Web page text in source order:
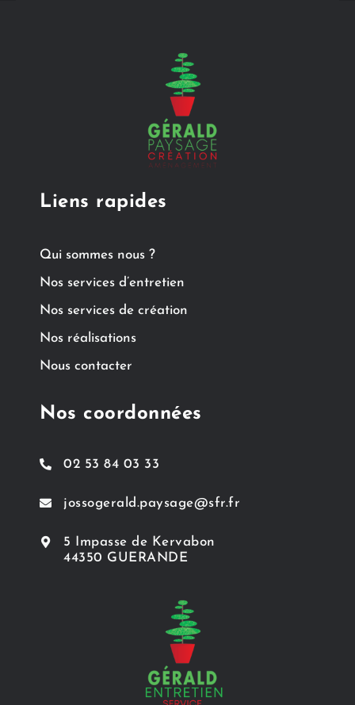
Liens rapides
Qui sommes nous ?
Nos services d’entretien
Nos services de création
Nos réalisations
Nous contacter
Nos coordonnées
02 53 84 03 33
jossogerald.paysage@sfr.fr
5 Impasse de Kervabon
44350 GUERANDE